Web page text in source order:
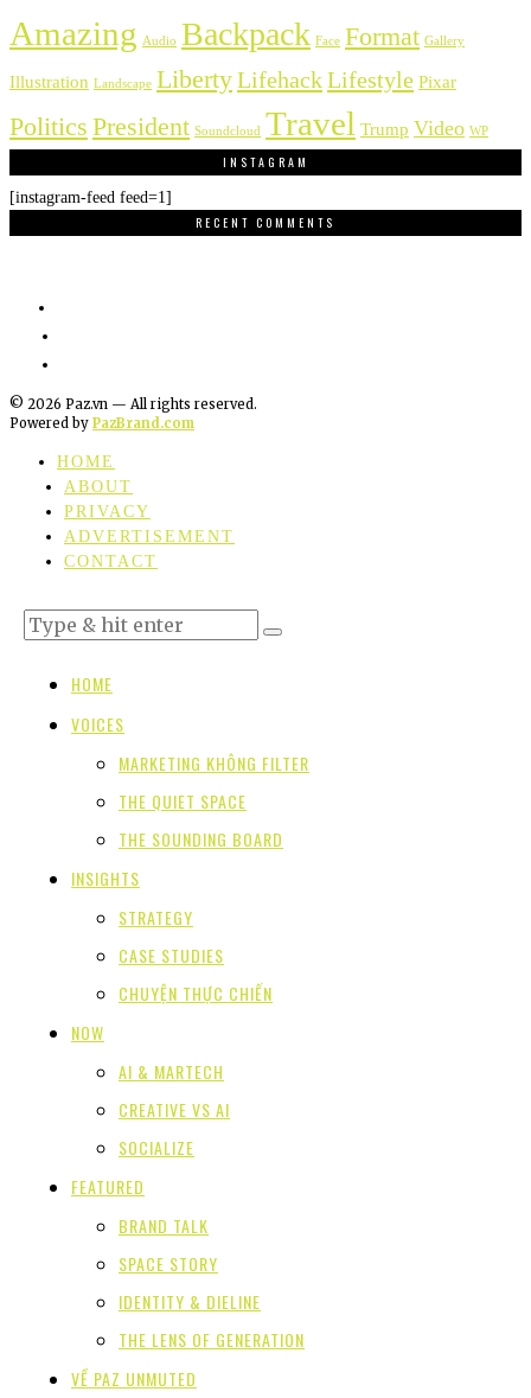
Amazing Audio Backpack Face Format Gallery
Illustration Landscape LibertyLifehackLifestyle Pixar
Politics President Soundcloud Travel Trump Video WP
INSTAGRAM
[instagram-feed feed=1]
RECENT COMMENTS
© 2026 Paz.vn — All rights reserved.
Powered by PazBrand.com
HOME
ABOUT
PRIVACY
ADVERTISEMENT
CONTACT
HOME
VOICES
MARKETING KHÔNG FILTER
THE QUIET SPACE
THE SOUNDING BOARD
INSIGHTS
STRATEGY
CASE STUDIES
CHUYỆN THỰC CHIẾN
NOW
AI & MARTECH
CREATIVE VS AI
SOCIALIZE
FEATURED
BRAND TALK
SPACE STORY
IDENTITY & DIELINE
THE LENS OF GENERATION
VỀ PAZ UNMUTED